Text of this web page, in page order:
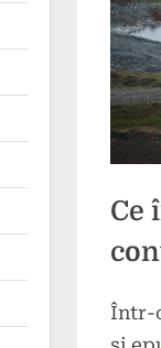
Ce
8
Bypress
Într-